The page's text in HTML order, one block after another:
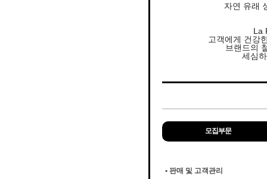
자연 유래
La
고객에게 건강
브랜드의
세심
모집부문
• 판매 및 고객관리